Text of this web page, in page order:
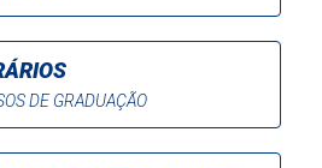
DE GRADUAÇÃO